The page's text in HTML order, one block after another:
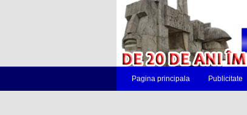
Pagina principala Publicitate